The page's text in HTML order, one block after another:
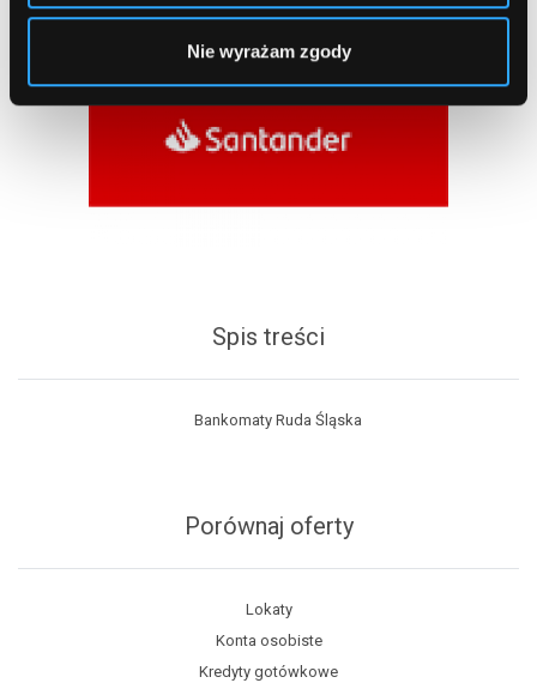
Nie wyrażam zgody
Spis treści
Bankomaty Ruda Śląska
Porównaj oferty
Lokaty
Konta osobiste
Kredyty gotówkowe